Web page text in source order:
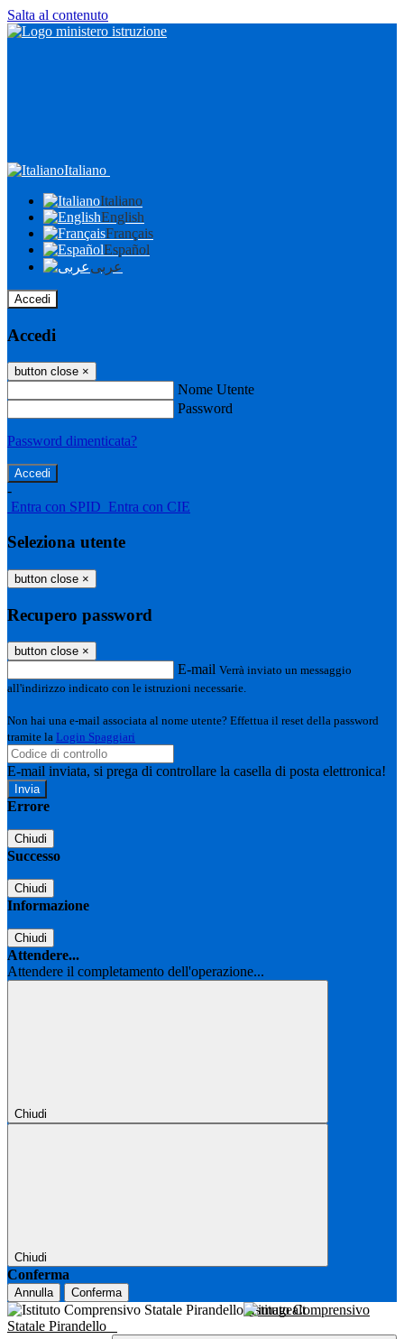
Salta al contenuto
Italiano
Italiano
English
Français
Español
عربى
Accedi
Accedi
button close ×
Nome Utente
Password
Password dimenticata?
-
Entra con SPID Entra con CIE
Seleziona utente
button close ×
Recupero password
button close ×
E-mail Verrà inviato un messaggio
all'indirizzo indicato con le istruzioni necessarie.
Non hai una e-mail associata al nome utente? Effettua il reset della password
tramite la Login Spaggiari
E-mail inviata, si prega di controllare la casella di posta elettronica!
Errore
Chiudi
Successo
Chiudi
Informazione
Chiudi
Attendere...
Attendere il completamento dell'operazione...
Chiudi
Chiudi
Conferma
Annulla Conferma
Istituto Comprensivo
Statale Pirandello